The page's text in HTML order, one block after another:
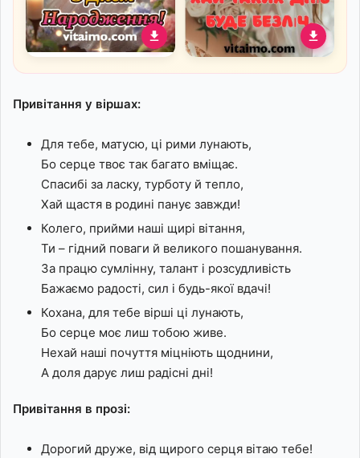
Магічне привітання з
Привітання з Днем
Привітання у віршах:
Для тебе, матусю, ці рими лунають,
Бо серце твоє так багато вміщає.
Спасибі за ласку, турботу й тепло,
Хай щастя в родині панує завжди!
Колего, прийми наші щирі вітання,
Ти – гідний поваги й великого пошанування.
За працю сумлінну, талант і розсудливість
Бажаємо радості, сил і будь-якої вдачі!
Кохана, для тебе вірші ці лунають,
Бо серце моє лиш тобою живе.
Нехай наші почуття міцніють щоднини,
А доля дарує лиш радісні дні!
Привітання в прозі:
Дорогий друже, від щирого серця вітаю тебе!